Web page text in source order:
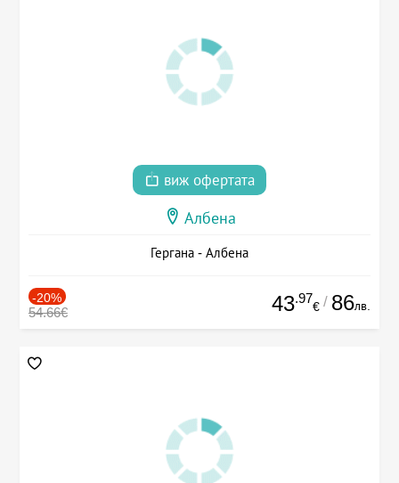
виж офертата
Албена
Гергана - Албена
-20%
54.66€ 43.97
€ / 86лв.